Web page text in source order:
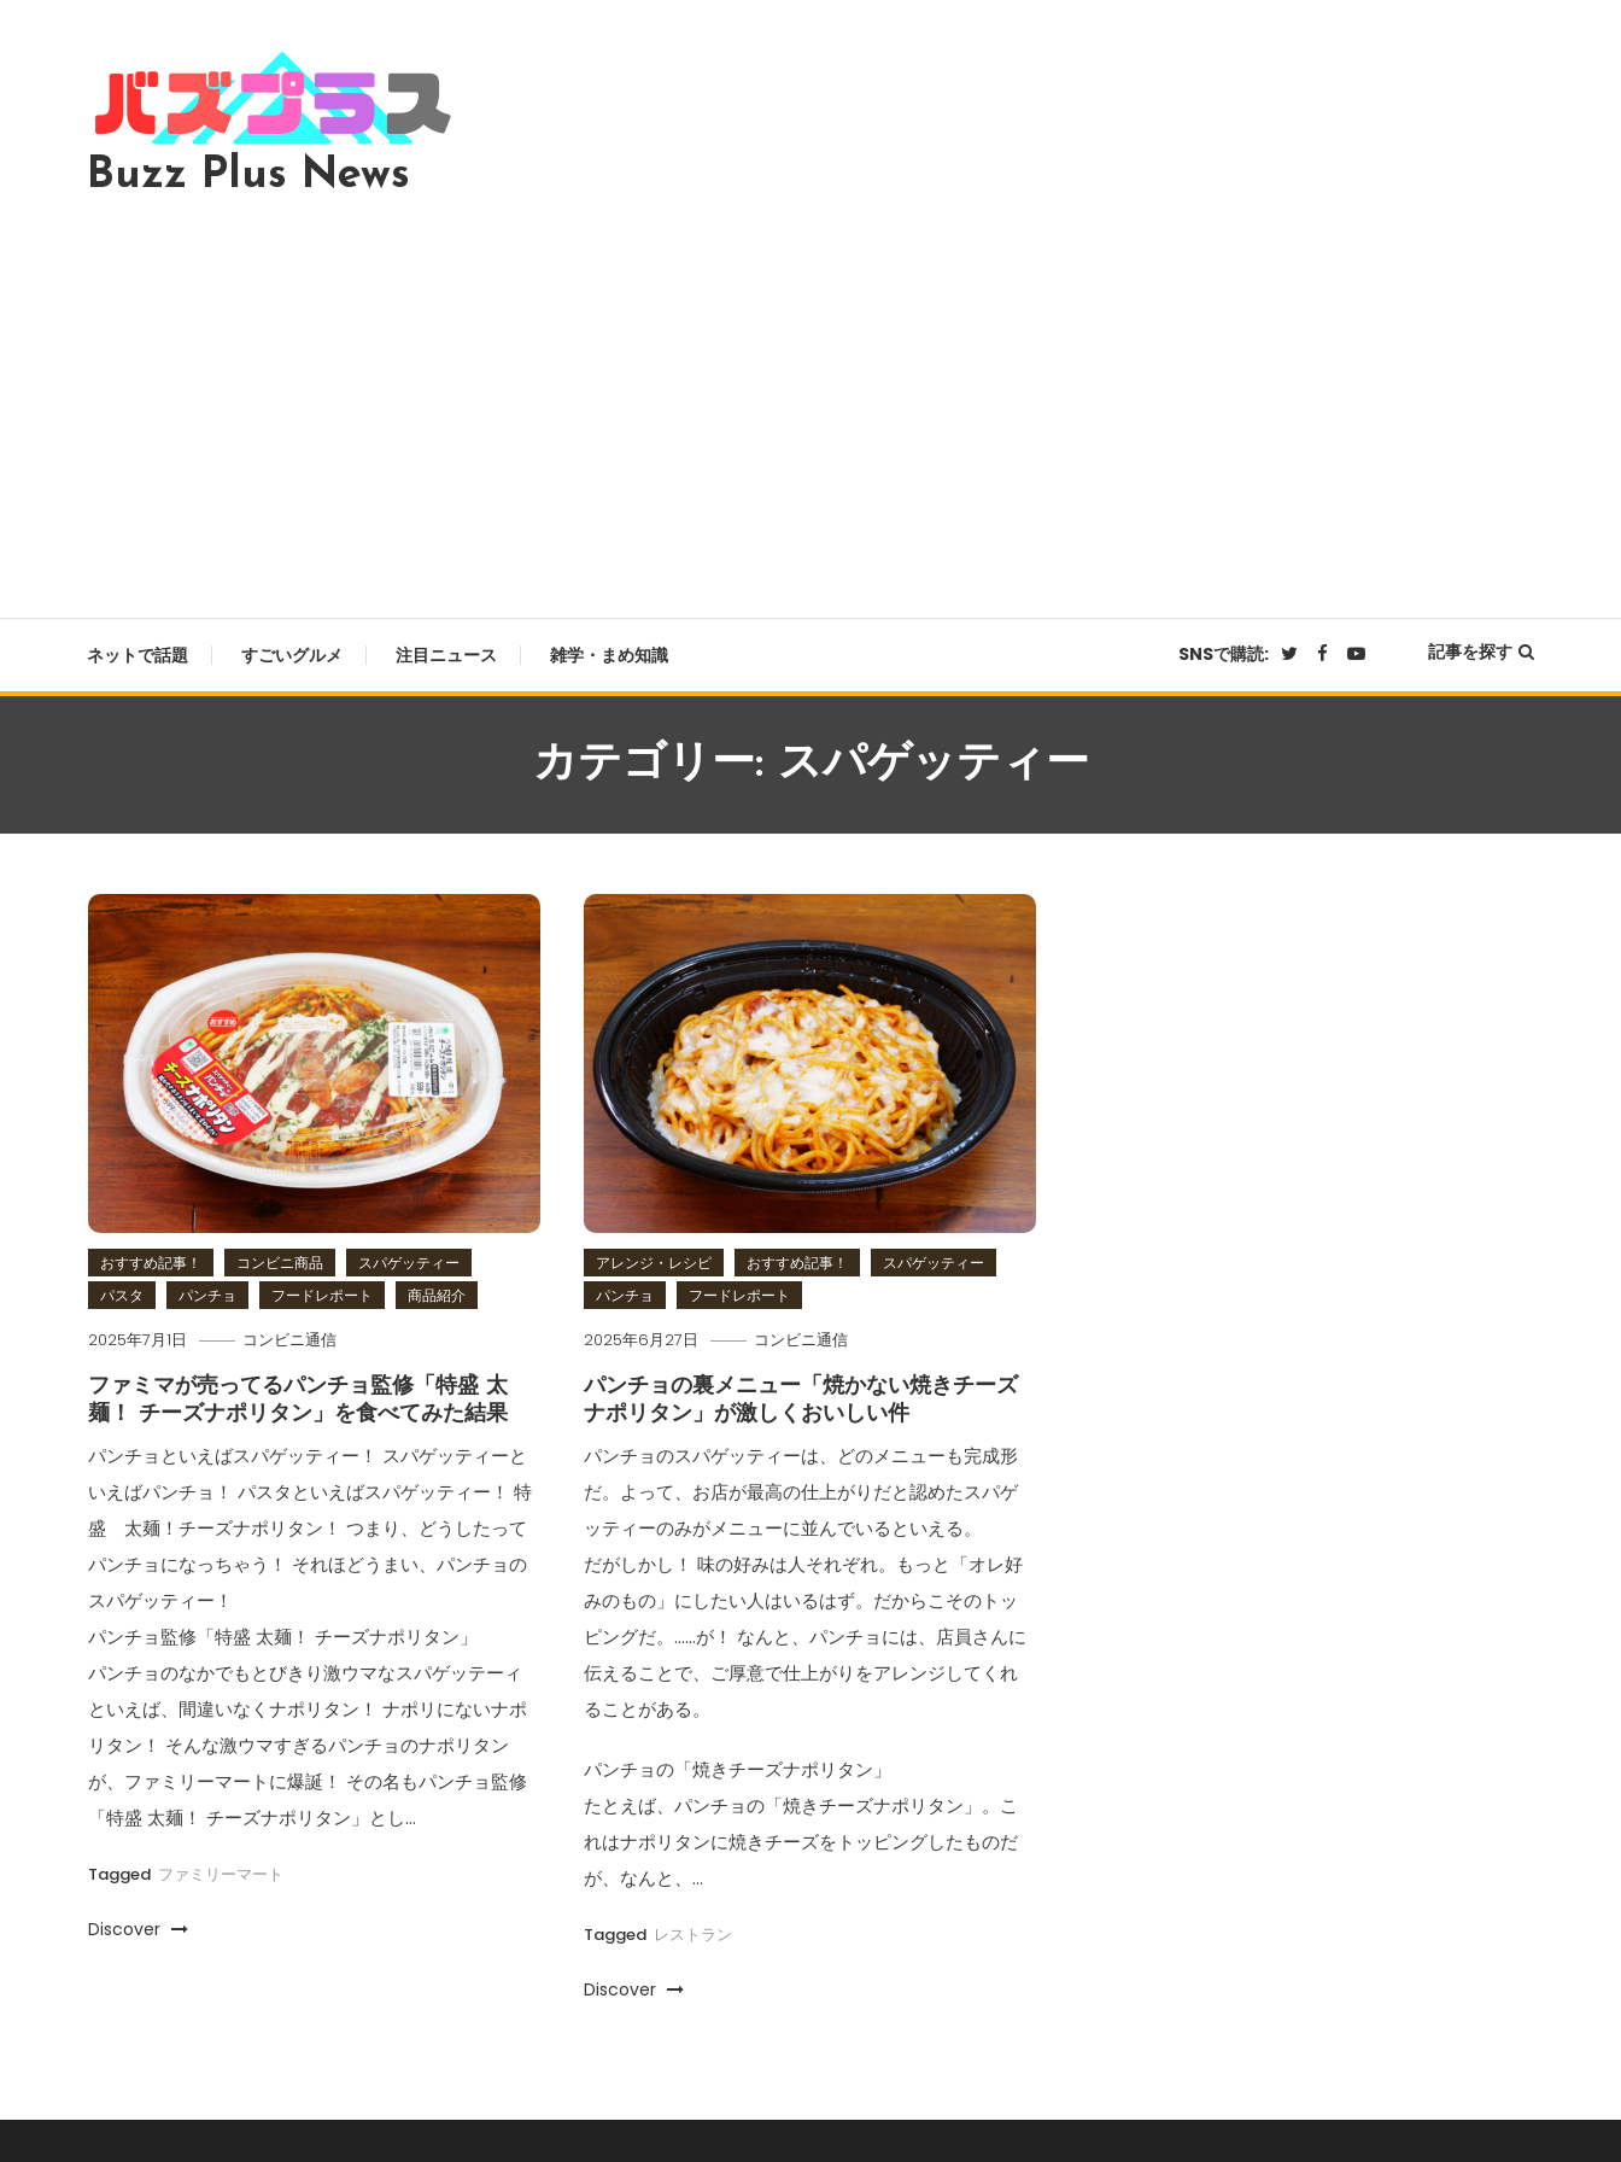
Buzz Plus News
ネットで話題 すごいグルメ 注目ニュース 雑学・まめ知識 SNSで購読: 記事を探す
カテゴリー: スパゲッティー
おすすめ記事！ コンビニ商品
スパゲッティー
パスタ
パンチョ フードレポート 商品紹介
2025年7月1日 コンビニ通信
ファミマが売ってるパンチョ監修「特盛 太
麺！ チーズナポリタン」を食べてみた結果
パンチョといえばスパゲッティー！ スパゲッティーと
いえばパンチョ！ パスタといえばスパゲッティー！ 特
盛 太麺！チーズナポリタン！ つまり、どうしたって
パンチョになっちゃう！ それほどうまい、パンチョの
スパゲッティー！
パンチョ監修「特盛 太麺！ チーズナポリタン」
パンチョのなかでもとびきり激ウマなスパゲッテーィ
といえば、間違いなくナポリタン！ ナポリにないナポ
リタン！ そんな激ウマすぎるパンチョのナポリタン
が、ファミリーマートに爆誕！ その名もパンチョ監修
「特盛 太麺！ チーズナポリタン」とし…
Tagged ファミリーマート
Discover
アレンジ・レシピ おすすめ記事！
スパゲッティー
パンチョ
フードレポート
2025年6月27日 コンビニ通信
パンチョの裏メニュー「焼かない焼きチーズ
ナポリタン」が激しくおいしい件
パンチョのスパゲッティーは、どのメニューも完成形
だ。よって、お店が最高の仕上がりだと認めたスパゲ
ッティーのみがメニューに並んでいるといえる。
だがしかし！ 味の好みは人それぞれ。もっと「オレ好
みのもの」にしたい人はいるはず。だからこそのトッ
ピングだ。……が！ なんと、パンチョには、店員さんに
伝えることで、ご厚意で仕上がりをアレンジしてくれ
ることがある。
パンチョの「焼きチーズナポリタン」
たとえば、パンチョの「焼きチーズナポリタン」。こ
れはナポリタンに焼きチーズをトッピングしたものだ
が、なんと、…
Tagged レストラン
Discover